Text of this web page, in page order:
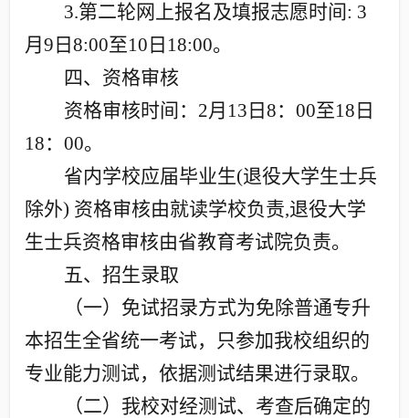
3.第二轮网上报名及填报志愿时间: 3
月 9 日 8:00至10 日 18:00。
四、资格审核
资格审核时间： 2月 13 日 8： 00至18 日
18： 00。
省内学校应届毕业生(退役大学生士兵
除外) 资格审核由就读学校负责,退役大学
生士兵资格审核由省教育考试院负责。
五、招生录取
（一）免试招录方式为免除普通专升
本招生全省统一考试，只参加我校组织的
专业能力测试，依据测试结果进行录取。
（二）我校对经测试、考查后确定的